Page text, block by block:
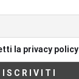
la privacy policy